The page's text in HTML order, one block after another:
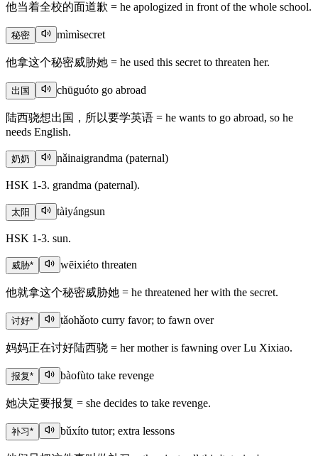
他当着全校的面道歉 = he apologized in front of the whole school.
秘密 mìmìsecret
他拿这个秘密威胁她 = he used this secret to threaten her.
出国 chūguóto go abroad
陆西骁想出国，所以要学英语 = he wants to go abroad, so he
needs English.
奶奶 nǎinaigrandma (paternal)
HSK 1-3. grandma (paternal).
太阳 tàiyángsun
HSK 1-3. sun.
威胁* wēixiéto threaten
他就拿这个秘密威胁她 = he threatened her with the secret.
讨好* tǎohǎoto curry favor; to fawn over
妈妈正在讨好陆西骁 = her mother is fawning over Lu Xixiao.
报复* bàofùto take revenge
她决定要报复 = she decides to take revenge.
补习* bǔxíto tutor; extra lessons